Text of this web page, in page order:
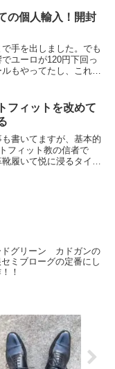
では「シューケア」と
の個人輸入！開封
手を出しました。でも
ユーロが120円下回っ
もやってたし、これは
安もありましたが、無
フィットを改めて
書いてますが、基本的
フィット教の信者で
履いて悦に浸るタイプ
ドグリーン カドガンの
ミブローグの定番にし
！